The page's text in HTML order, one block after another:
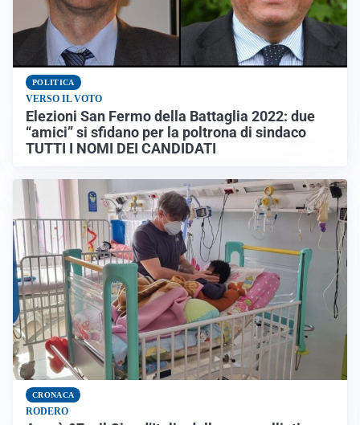
POLITICA
VERSO IL VOTO
Elezioni San Fermo della Battaglia 2022: due
“amici” si sfidano per la poltrona di sindaco
TUTTI I NOMI DEI CANDIDATI
CRONACA
RODERO